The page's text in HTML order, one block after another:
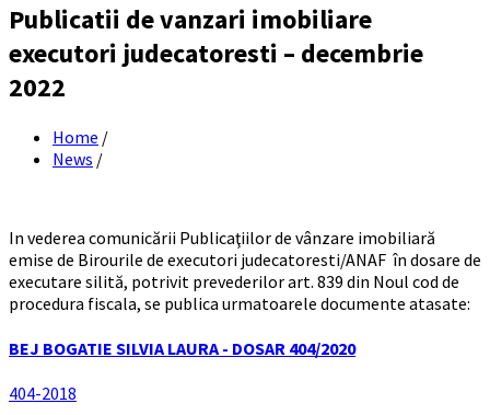
Publicatii de vanzari imobiliare
executori judecatoresti – decembrie
2022
Home /
News /
In vederea comunicării Publicaţiilor de vânzare imobiliară
emise de Birourile de executori judecatoresti/ANAF în dosare de
executare silită, potrivit prevederilor art. 839 din Noul cod de
procedura fiscala, se publica urmatoarele documente atasate:
BEJ BOGATIE SILVIA LAURA - DOSAR 404/2020
404-2018